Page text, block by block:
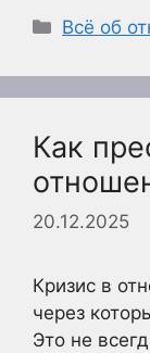
Рубрики
Всё об
Как
20.12.2025
Кризис в
через
Это не